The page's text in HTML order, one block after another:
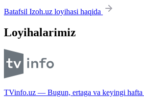
Batafsil Izoh.uz loyihasi haqida
Loyihalarimiz
TVinfo.uz — Bugun, ertaga va keyingi hafta